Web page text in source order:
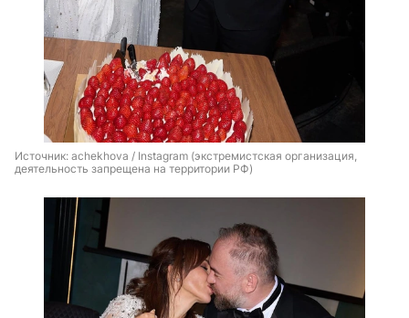
Источник: achekhova / Instagram (экстремистская организация,
деятельность запрещена на территории РФ)